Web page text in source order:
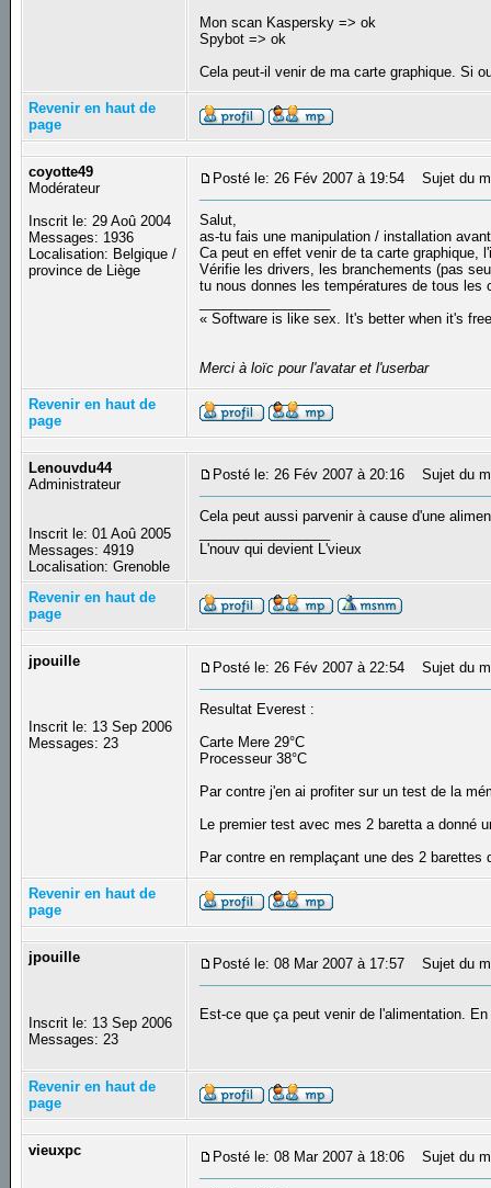
Mon scan Kaspersky => ok
Spybot => ok
Cela peut-il venir de ma carte graphique. Si
Revenir en haut de
page
coyotte49
Modérateur
Inscrit le: 29 Aoû 2004
Messages: 1936
Localisation: Belgique /
province de Liège
Posté le: 26 Fév 2007 à 19:54 Sujet du
Salut,
as-tu fais une manipulation / installation
Ca peut en effet venir de ta carte graphique,
Vérifie les drivers, les branchements (pas
tu nous donnes les températures de tous les
« Software is like sex. It's better when it's
Merci à loïc pour l'avatar et l'userbar
Revenir en haut de
page
Lenouvdu44
Administrateur
Inscrit le: 01 Aoû 2005
Messages: 4919
Localisation: Grenoble
Posté le: 26 Fév 2007 à 20:16 Sujet du
Cela peut aussi parvenir à cause d'une
L'nouv qui devient L'vieux
Revenir en haut de
page
jpouille
Inscrit le: 13 Sep 2006
Messages: 23
Posté le: 26 Fév 2007 à 22:54 Sujet du
Resultat Everest :
Carte Mere 29°C
Processeur 38°C
Par contre j'en ai profiter sur un test de la
Le premier test avec mes 2 baretta a donné
Par contre en remplaçant une des 2
Revenir en haut de
page
jpouille
Inscrit le: 13 Sep 2006
Messages: 23
Posté le: 08 Mar 2007 à 17:57 Sujet du
Est-ce que ça peut venir de l'alimentation.
Revenir en haut de
page
vieuxpc Posté le: 08 Mar 2007 à 18:06 Sujet du